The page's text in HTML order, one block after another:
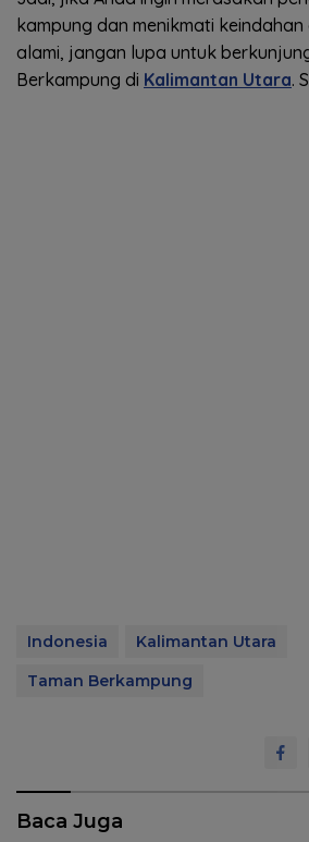
kampung dan menikmati
alami, jangan lupa untuk
Berkampung di Kalimantan Utara.
Indonesia
Kalimantan Utara
Taman Berkampung
Baca Juga